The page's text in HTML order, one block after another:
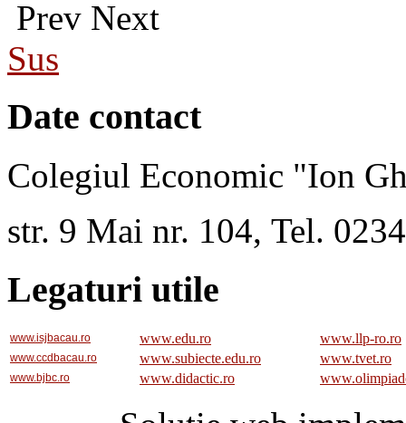
Prev Next
Sus
Date contact
Colegiul Economic "Ion
str. 9 Mai nr. 104, Tel.
Legaturi utile
www.isjbacau.ro www.edu.ro www.llp-ro.ro
www.ccdbacau.ro www.subiecte.edu.ro www.tvet.ro
www.bjbc.ro www.didactic.ro